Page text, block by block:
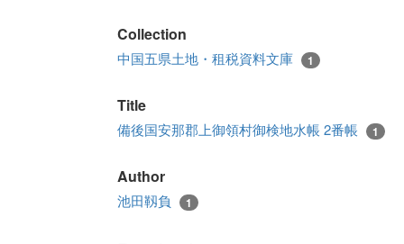
Collection
中国五県土地・租税資料文庫 1
Title
備後国安那郡上御領村御検地水帳 2番帳 1
Author
池田靱負 1